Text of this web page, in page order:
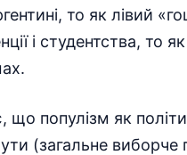
то як лівий
і студентства,
що популізм як
(загальне виборче